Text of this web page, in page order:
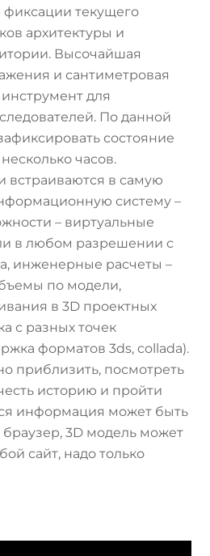
текущего
архитектуры и
Высочайшая
и сантиметровая
для
По данной
состояние
часов.
встраиваются в самую
систему –
– виртуальные
в любом разрешении с
инженерные расчеты –
по модели,
в 3D проектных
с разных точек
форматов 3ds, collada).
приблизить, посмотреть
историю и пройти
информация может быть
3D модель может
сайт, надо только